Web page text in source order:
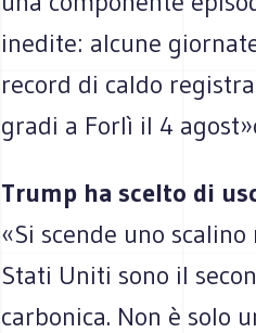
inedite: alcune
record di caldo
gradi a Forlì il 4
Trump ha scelto di
«Si scende uno
Stati Uniti sono il
carbonica. Non è solo